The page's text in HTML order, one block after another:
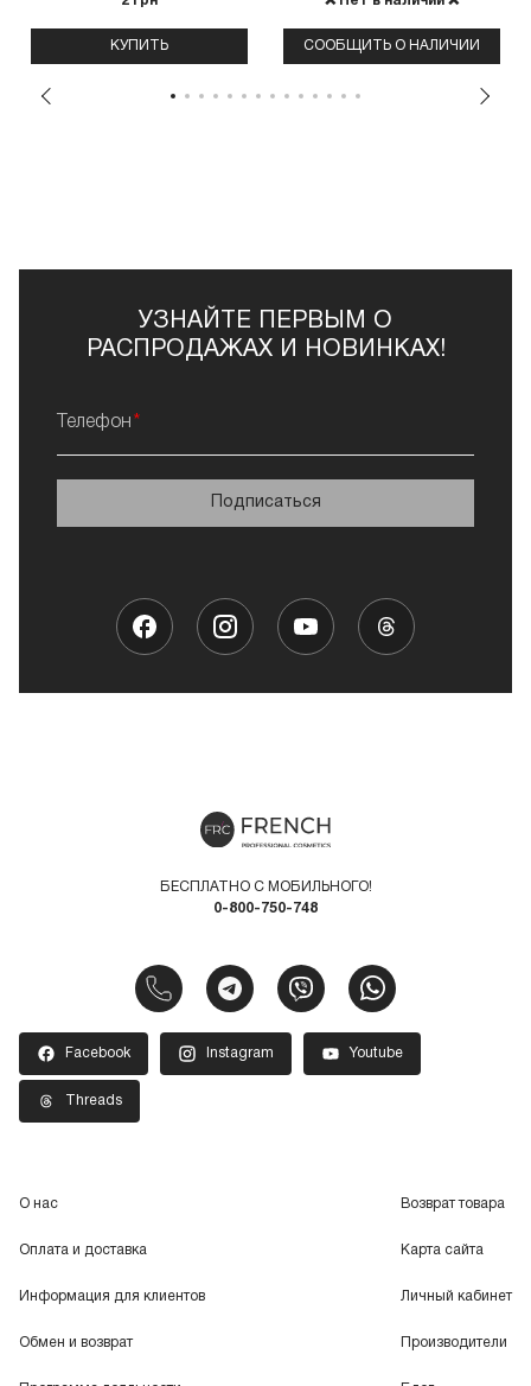
КУПИТЬ СООБЩИТЬ О НАЛИЧИИ
УЗНАЙТЕ ПЕРВЫМ О
РАСПРОДАЖАХ И НОВИНКАХ!
Телефон
Подписаться
БЕСПЛАТНО С МОБИЛЬНОГО!
0-800-750-748
Facebook Instagram Youtube
Threads
О нас
Оплата и доставка
Информация для клиентов
Обмен и возврат
Возврат товара
Карта сайта
Личный кабинет
Производители